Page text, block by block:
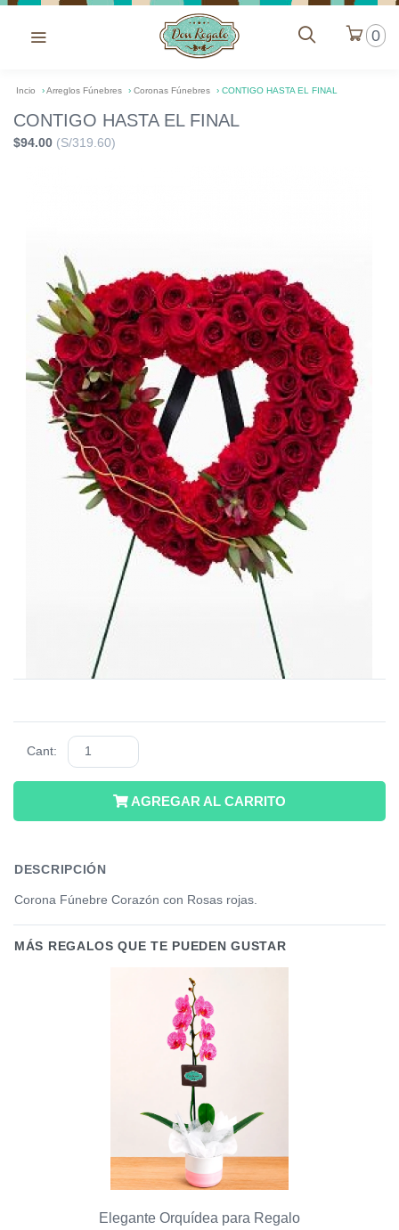
0
Incio ›Arreglos Fúnebres › Coronas Fúnebres › CONTIGO HASTA EL FINAL
CONTIGO HASTA EL FINAL
$94.00 (S/319.60)
Cant:
AGREGAR AL CARRITO
DESCRIPCIÓN
Corona Fúnebre Corazón con Rosas rojas.
MÁS REGALOS QUE TE PUEDEN GUSTAR
Elegante Orquídea para Regalo